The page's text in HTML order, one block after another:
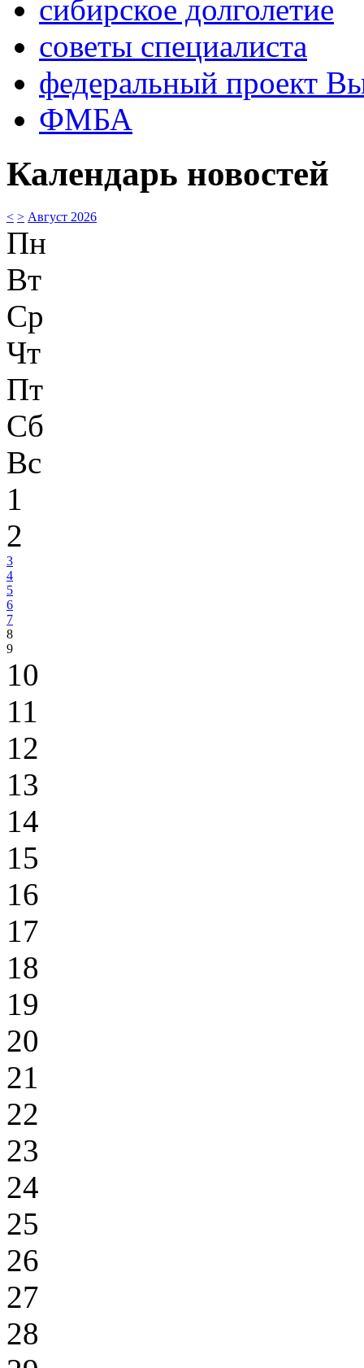
сибирское долголетие
советы специалиста
федеральный проект
ФМБА
Календарь новостей
< > Август 2026
Пн
Вт
Ср
Чт
Пт
Сб
Вс
1
2
3
4
5
6
7
8
9
10
11
12
13
14
15
16
17
18
19
20
21
22
23
24
25
26
27
28